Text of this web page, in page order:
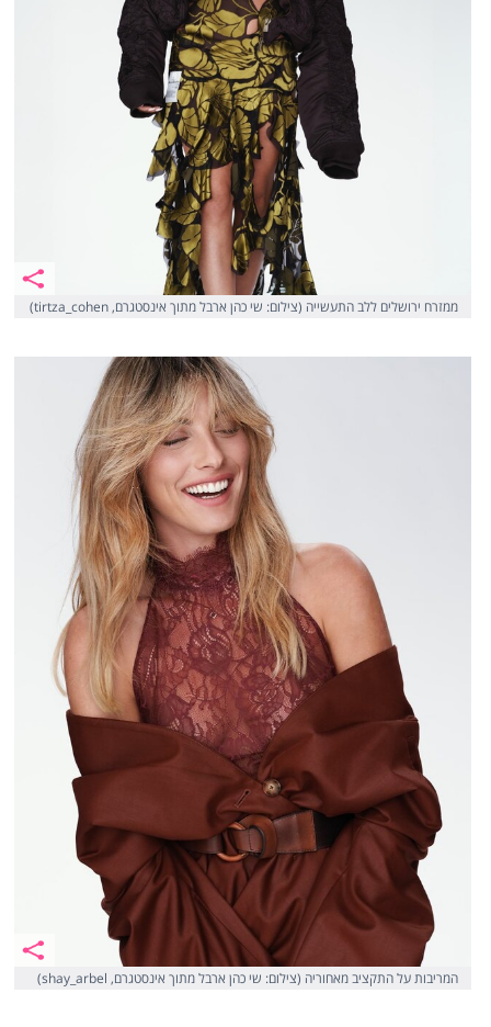
ממזרח ירושלים ללב התעשייה (צילום: שי כהן ארבל מתוך אינסטגרם, tirtza_cohen)
המריבות על התקציב מאחוריה (צילום: שי כהן ארבל מתוך אינסטגרם, shay_arbel)